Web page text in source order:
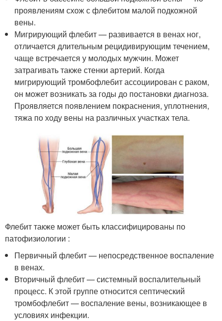
проявлениям схож с флебитом малой подкожной
вены.
Мигрирующий флебит — развивается в венах ног,
отличается длительным рецидивирующим течением,
чаще встречается у молодых мужчин. Может
затрагивать также стенки артерий. Когда
мигрирующий тромбофлебит ассоциирован с раком,
он может возникать за годы до постановки диагноза.
Проявляется появлением покраснения, уплотнения,
тяжа по ходу вены на различных участках тела.
Флебит также может быть классифицированы по
патофизиологии :
Первичный флебит — непосредственное воспаление
в венах.
Вторичный флебит — системный воспалительный
процесс. К этой группе относится септический
тромбофлебит — воспаление вены, возникающее в
условиях инфекции.